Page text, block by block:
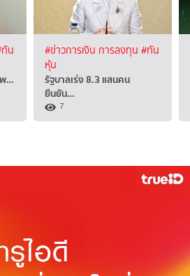
น
พ…
#ข่าวการเงิน การลงทุน #ทัน
หุ้น
รัฐบาลเร่ง 8.3 แสนคน
ยืนยัน…
7